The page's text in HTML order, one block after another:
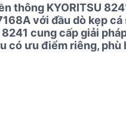
thông KYORITSU
với đầu dò kẹp
cung cấp giải
có ưu điểm riêng,